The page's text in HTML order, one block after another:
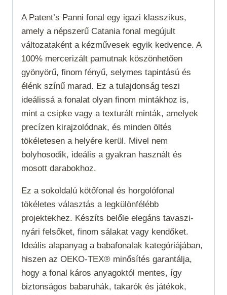
A Patent’s Panni fonal egy igazi klasszikus,
amely a népszerű Catania fonal megújult
változataként a kézművesek egyik kedvence. A
100% mercerizált pamutnak köszönhetően
gyönyörű, finom fényű, selymes tapintású és
élénk színű marad. Ez a tulajdonság teszi
ideálissá a fonalat olyan finom mintákhoz is,
mint a csipke vagy a texturált minták, amelyek
precízen kirajzolódnak, és minden öltés
tökéletesen a helyére kerül. Mivel nem
bolyhosodik, ideális a gyakran használt és
mosott darabokhoz.
Ez a sokoldalú kötőfonal és horgolófonal
tökéletes választás a legkülönfélébb
projektekhez. Készíts belőle elegáns tavaszi-
nyári felsőket, finom sálakat vagy kendőket.
Ideális alapanyag a babafonalak kategóriájában,
hiszen az OEKO-TEX® minősítés garantálja,
hogy a fonal káros anyagoktól mentes, így
biztonságos babaruhák, takarók és játékok,